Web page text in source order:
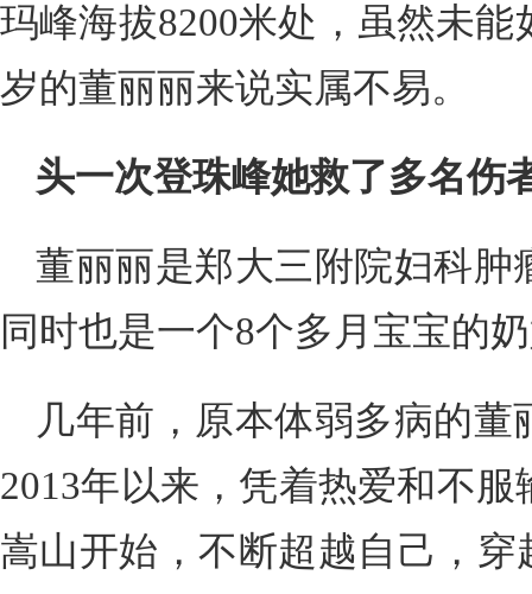
玛峰海拔8200米处，虽然未
岁的董丽丽来说实属不易。
头一次登珠峰她救了多名伤
董丽丽是郑大三附院妇科肿
同时也是一个8个多月宝宝的
几年前，原本体弱多病的
2013年以来，凭着热爱和不
嵩山开始，不断超越自己，穿